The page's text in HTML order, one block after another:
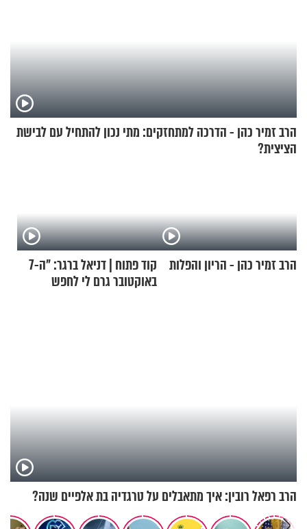
הרב זמיר כהן - הדרכה למתחזקים: מתי נכון להתחיל עם לבישת
הציצית?
הרב זמיר כהן - הריון והפלות
קוד פתוח | דניאל ברגר: "ה-7
באוקטובר גרם לי לחפש
הרב רפאל רובין: איך מתאבלים על טרגדיה בת אלפיים שנה?